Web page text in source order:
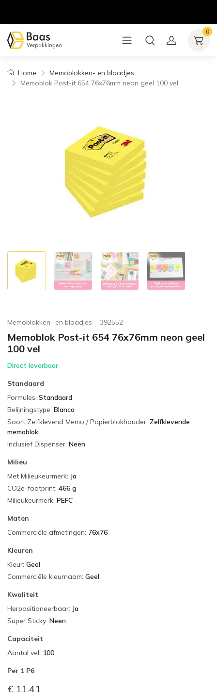
0
Home
Memoblokken- en blaadjes
Memoblok Post-it 654 76x76mm neon geel 100 vel
Memoblokken- en blaadjes 392552
Memoblok Post-it 654 76x76mm neon geel
100 vel
Direct leverbaar
Standaard
Formules: Standaard
Belijningstype: Blanco
Soort Zelfklevend Memo / Papierblokhouder: Zelfklevende
memoblok
Inclusief Dispenser: Neen
Milieu
Met Milieukeurmerk: Ja
CO2e-footprint: 466 g
Milieukeurmerk: PEFC
Maten
Commerciële afmetingen: 76x76
Kleuren
Kleur: Geel
Commerciële kleurnaam: Geel
Kwaliteit
Herpositioneerbaar: Ja
Super Sticky: Neen
Capaciteit
Aantal vel: 100
Per 1 P6
€ 11,41